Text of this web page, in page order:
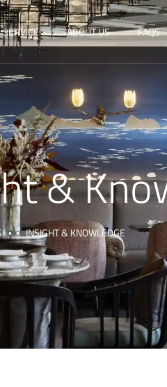
ABOUT US FAQS
&
INSIGHT & KNOWLEDGE